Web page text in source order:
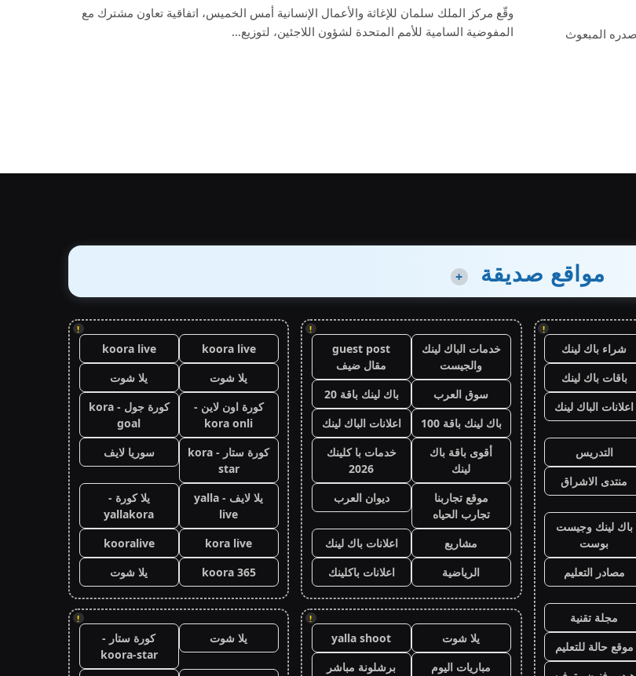
المبعوث
وقّع مركز الملك سلمان للإغاثة والأعمال الإنسانية أمس الخميس، اتفاقية تعاون مشترك مع
المفوضية السامية للأمم المتحدة لشؤون اللاجئين، لتوزيع…
مواقع صديقة +
!
شراء باك لينك
باقات باك لينك
اعلانات الباك لينك
التدريس
منتدى الاشراق
باك لينك وجيست
بوست
مصادر التعليم
مجلة تقنية
موقع حالة للتعليم
!
خدمات الباك لينك
والجيست
guest post
مقال ضيف
سوق العرب
باك لينك باقة 20
باك لينك باقة 100
اعلانات الباك لينك
أقوى باقة باك
لينك
خدمات با كلينك
2026
موقع تجاربنا
تجارب الحياه
ديوان العرب
مشاريع
اعلانات باك لينك
الرياضية
اعلانات باكلينك
!
يلا شوت
yalla shoot
مباريات اليوم
برشلونة مباشر
!
koora live
koora live
يلا شوت
يلا شوت
كورة اون لاين -
kora onli
كورة جول - kora
goal
كورة ستار - kora
star
سوريا لايف
يلا لايف - yalla
live
يلا كورة -
yallakora
kora live
kooralive
koora 365
يلا شوت
!
يلا شوت
كورة ستار -
koora-star